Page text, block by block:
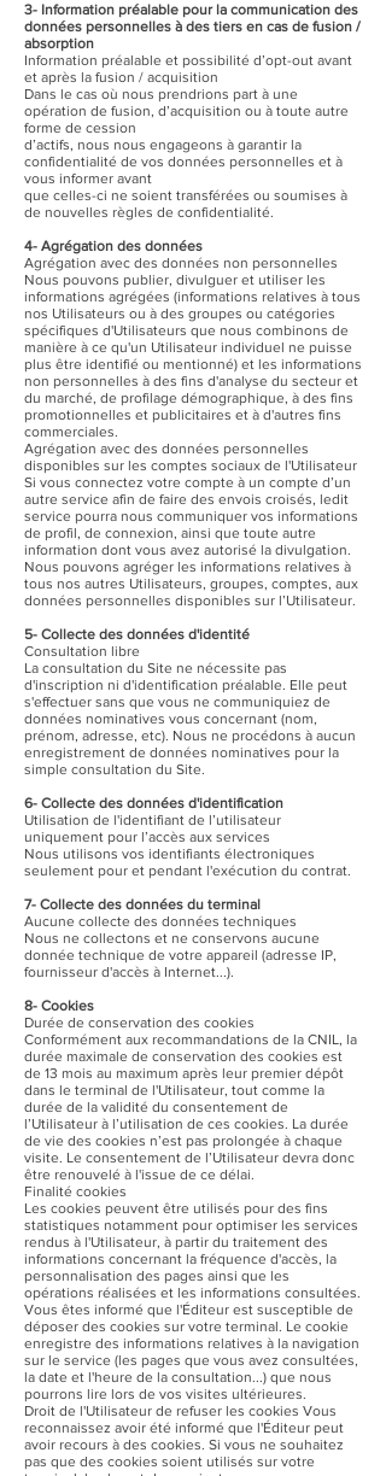
3- Information préalable pour la communication des
données personnelles à des tiers en cas de fusion /
absorption
Information préalable et possibilité d’opt-out avant
et après la fusion / acquisition
Dans le cas où nous prendrions part à une
opération de fusion, d’acquisition ou à toute autre
forme de cession
d’actifs, nous nous engageons à garantir la
confidentialité de vos données personnelles et à
vous informer avant
que celles-ci ne soient transférées ou soumises à
de nouvelles règles de confidentialité.
4- Agrégation des données
Agrégation avec des données non personnelles
Nous pouvons publier, divulguer et utiliser les
informations agrégées (informations relatives à tous
nos Utilisateurs ou à des groupes ou catégories
spécifiques d'Utilisateurs que nous combinons de
manière à ce qu'un Utilisateur individuel ne puisse
plus être identifié ou mentionné) et les informations
non personnelles à des fins d'analyse du secteur et
du marché, de profilage démographique, à des fins
promotionnelles et publicitaires et à d'autres fins
commerciales.
Agrégation avec des données personnelles
disponibles sur les comptes sociaux de l'Utilisateur
Si vous connectez votre compte à un compte d’un
autre service afin de faire des envois croisés, ledit
service pourra nous communiquer vos informations
de profil, de connexion, ainsi que toute autre
information dont vous avez autorisé la divulgation.
Nous pouvons agréger les informations relatives à
tous nos autres Utilisateurs, groupes, comptes, aux
données personnelles disponibles sur l’Utilisateur.
5- Collecte des données d'identité
Consultation libre
La consultation du Site ne nécessite pas
d'inscription ni d'identification préalable. Elle peut
s'effectuer sans que vous ne communiquiez de
données nominatives vous concernant (nom,
prénom, adresse, etc). Nous ne procédons à aucun
enregistrement de données nominatives pour la
simple consultation du Site.
6- Collecte des données d'identification
Utilisation de l'identifiant de l’utilisateur
uniquement pour l’accès aux services
Nous utilisons vos identifiants électroniques
seulement pour et pendant l'exécution du contrat.
7- Collecte des données du terminal
Aucune collecte des données techniques
Nous ne collectons et ne conservons aucune
donnée technique de votre appareil (adresse IP,
fournisseur d'accès à Internet...).
8- Cookies
Durée de conservation des cookies
Conformément aux recommandations de la CNIL, la
durée maximale de conservation des cookies est
de 13 mois au maximum après leur premier dépôt
dans le terminal de l'Utilisateur, tout comme la
durée de la validité du consentement de
l’Utilisateur à l’utilisation de ces cookies. La durée
de vie des cookies n’est pas prolongée à chaque
visite. Le consentement de l’Utilisateur devra donc
être renouvelé à l'issue de ce délai.
Finalité cookies
Les cookies peuvent être utilisés pour des fins
statistiques notamment pour optimiser les services
rendus à l'Utilisateur, à partir du traitement des
informations concernant la fréquence d'accès, la
personnalisation des pages ainsi que les
opérations réalisées et les informations consultées.
Vous êtes informé que l'Éditeur est susceptible de
déposer des cookies sur votre terminal. Le cookie
enregistre des informations relatives à la navigation
sur le service (les pages que vous avez consultées,
la date et l'heure de la consultation...) que nous
pourrons lire lors de vos visites ultérieures.
Droit de l'Utilisateur de refuser les cookies Vous
reconnaissez avoir été informé que l'Éditeur peut
avoir recours à des cookies. Si vous ne souhaitez
pas que des cookies soient utilisés sur votre